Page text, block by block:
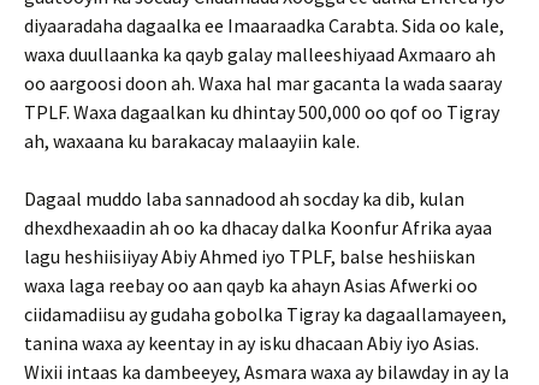
diyaaradaha dagaalka ee Imaaraadka Carabta. Sida oo kale,
waxa duullaanka ka qayb galay malleeshiyaad Axmaaro ah
oo aargoosi doon ah. Waxa hal mar gacanta la wada saaray
TPLF. Waxa dagaalkan ku dhintay 500,000 oo qof oo Tigray
ah, waxaana ku barakacay malaayiin kale.
Dagaal muddo laba sannadood ah socday ka dib, kulan
dhexdhexaadin ah oo ka dhacay dalka Koonfur Afrika ayaa
lagu heshiisiiyay Abiy Ahmed iyo TPLF, balse heshiiskan
waxa laga reebay oo aan qayb ka ahayn Asias Afwerki oo
ciidamadiisu ay gudaha gobolka Tigray ka dagaallamayeen,
tanina waxa ay keentay in ay isku dhacaan Abiy iyo Asias.
Wixii intaas ka dambeeyey, Asmara waxa ay bilawday in ay la